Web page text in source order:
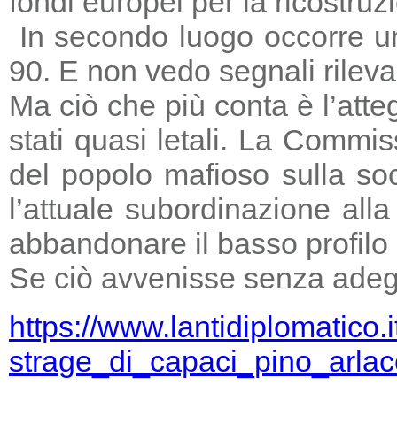
In secondo luogo occorre
90. E non vedo segnali
Ma ciò che più conta è
stati quasi letali. La
del popolo mafioso sulla
l’attuale subordinazione
abbandonare il basso
Se ciò avvenisse senza
https://